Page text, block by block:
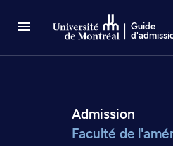
Guide
Admission
Faculté de